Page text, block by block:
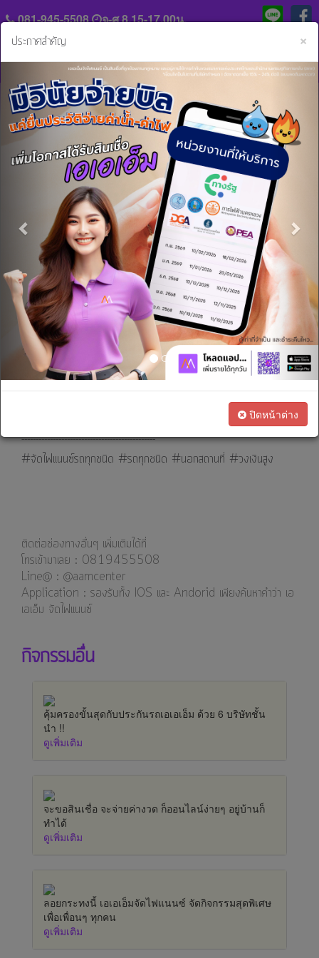
081-945-5508 จ-ศ 8.15-17.00น.
แจ้ง
หลัก
ฐาน
ชำระ
เชื่อ
และ
บริการ
ทางการ
เงิน
ตัวแทน
ทางการ
ประวัติ
ความ
เป็น
กับ
ติดต่อ
เรา
ข่าวสารและกิจกรรม
หมดห่วงเรื่องธุรกิจติดขัดเพราะสินเชื่อทะเบียนรถบรรทุก
หมดห่วงเรื่องธุรกิจติดขัดเพราะสินเชื่อ
ทะเบียนรถบรรทุก
21 ก.ค. 2563 08:48:46 น.
" หมดห่วงเรื่องธุรกิจติดขัดเพราะสินเชื่อทะเบียนรถบรรทุก ให้คุณผ่อน
ได้นานสูงสุดถึง 72 เดือน "
โทร. 081-9455508
-----------------------------------------------
#จัดไฟแนนซ์รถทุกชนิด #รถทุกชนิด #นอกสถานที่ #วงเงินสูง
ติดต่อช่องทางอื่นๆ เพิ่มเติมได้ที่
โทรเข้ามาเลย : 0819455508
Line@ : @aamcenter
⁣⁣⁣Application : รองรับทั้ง IOS และ Andorid เพียงค้นหาคำว่า เอ
เอเอ็ม จัดไฟแนนซ์
กิจกรรมอื่น
คุ้มครองขั้นสุดกับประกันรถเอเอเอ็ม ด้วย 6 บริษัทชั้น
นำ !!
ดูเพิ่มเติม
จะขอสินเชื่อ จะจ่ายค่างวด ก็ออนไลน์ง่ายๆ อยู่บ้านก็
ทำได้
ดูเพิ่มเติม
ลอยกระทงนี้ เอเอเอ็มจัดไฟแนนซ์ จัดกิจกรรมสุดพิเศษ
เพื่อเพื่อนๆ ทุกคน
ดูเพิ่มเติม
×
ประกาศสำคัญ
Previous
ปิดหน้าต่าง